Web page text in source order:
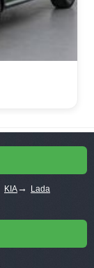
KIA→ Lada